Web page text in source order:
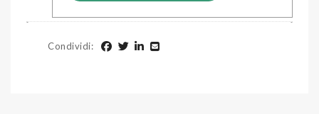
Condividi: